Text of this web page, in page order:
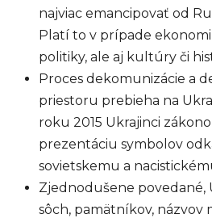
najviac emancipovať od
Platí to v prípade
politiky, ale aj kultúry či
Proces dekomunizácie a
priestoru prebieha na
roku 2015 Ukrajinci
prezentáciu symbolov
sovietskemu a
Zjednodušene povedané,
sôch, pamätníkov, názvov